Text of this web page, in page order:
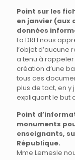
Point sur les
en janvier (aux
données
La DRH nous
l’objet d’aucune
a tenu à rappeler
création d’une
tous ces
plus de tact, en
expliquant le but
Point
monuments
enseignants,
République.
Mme Lemesle